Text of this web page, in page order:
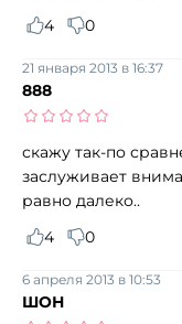
4
0
888
21 января 2013 в 16:37
скажу так-по
заслуживает
равно далеко..
4
0
ШОН
6 апреля 2013 в 10:53